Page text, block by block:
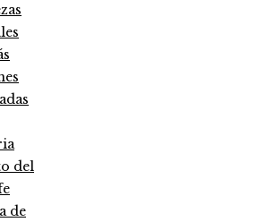
del
de